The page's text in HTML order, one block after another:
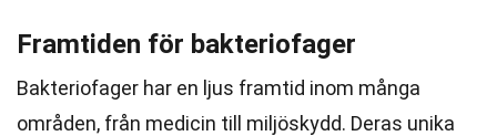
Framtiden för bakteriofager
Bakteriofager har en ljus framtid inom många
områden, från medicin till miljöskydd. Deras unika